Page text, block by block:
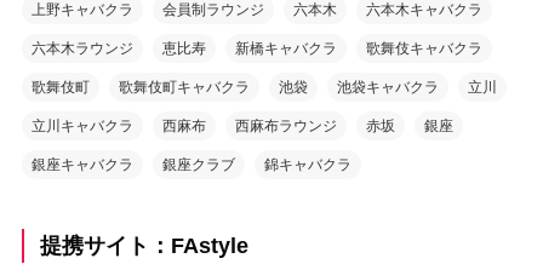
上野キャバクラ 会員制ラウンジ 六本木 六本木キャバクラ
六本木ラウンジ 恵比寿 新橋キャバクラ 歌舞伎キャバクラ
歌舞伎町 歌舞伎町キャバクラ 池袋 池袋キャバクラ 立川
立川キャバクラ 西麻布 西麻布ラウンジ 赤坂 銀座
銀座キャバクラ 銀座クラブ 錦キャバクラ
提携サイト：FAstyle